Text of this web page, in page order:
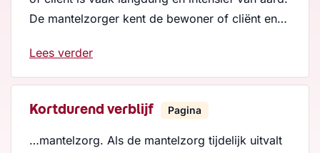
De mantelzorger kent de bewoner of cliënt en…
Lees verder
Kortdurend verblijf Pagina
…mantelzorg. Als de mantelzorg tijdelijk uitvalt